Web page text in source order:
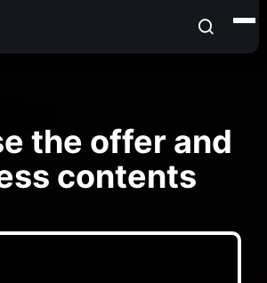
the offer and
contents